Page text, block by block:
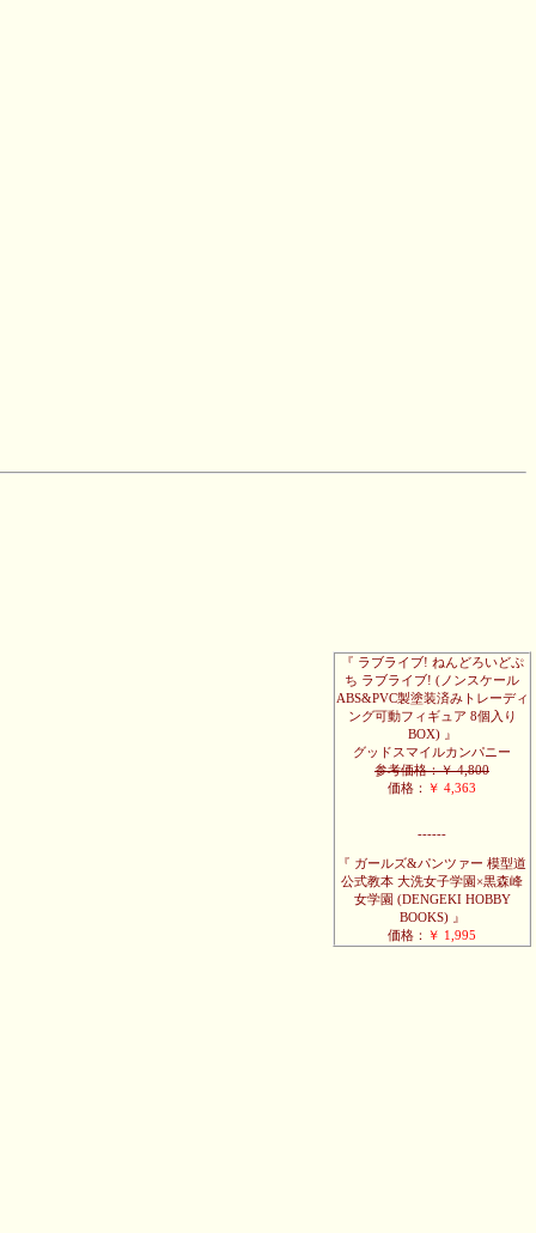
『 ラブライブ! ねんどろいどぷ
ち ラブライブ! (ノンスケール
ABS&PVC製塗装済みトレーディ
ング可動フィギュア 8個入り
BOX) 』
グッドスマイルカンパニー
参考価格：￥ 4,800
価格： ￥ 4,363
------
『 ガールズ&パンツァー 模型道
公式教本 大洗女子学園×黒森峰
女学園 (DENGEKI HOBBY
BOOKS) 』
価格： ￥ 1,995